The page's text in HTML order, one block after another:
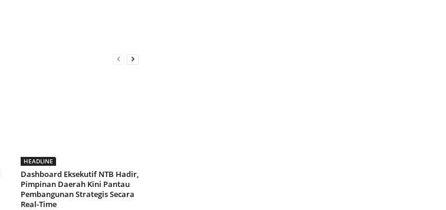
HEADLINE
Dashboard Eksekutif NTB Hadir,
Pimpinan Daerah Kini Pantau
Pembangunan Strategis Secara
Real-Time